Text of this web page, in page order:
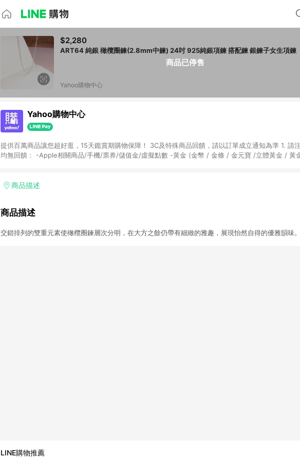
商品已停售
$2,280
ART64 純銀 橄欖圈鍊(2.8mm中鍊) 24吋 925純銀項鍊 搭配鍊 銀鍊子女生項鍊
Yahoo購物中心
Yahoo購物中心
提供百萬商品讓您超好逛，15天鑑賞期購物保障！ 3C及特殊商品回饋，請以訂單成立通知為準 1. 請注意以下品類商品
均無回饋： -Apple相關商品/手機/票券/儲值金/虛擬點數 -黃金 (金幣 / 金條 / 金元寶 /立體黃金 / 黃
Yahoo超贈點回饋者 - 購物中心商店之商品：商品賣場中有標示「商店」及顯示商店名稱者(指定活
商品描述
商品描述
交錯排列的雙重元素使橄欖圈鍊層次分明，在大方之餘仍帶有細緻的雅趣，展現怡然自得的優雅韻味
LINE購物推薦